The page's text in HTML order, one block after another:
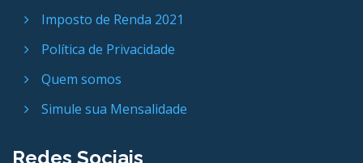
Imposto de Renda 2021
Política de Privacidade
Quem somos
Simule sua Mensalidade
Redes Sociais